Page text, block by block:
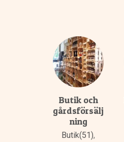
Butik och
gårdsförsälj
ning
Butik(51),